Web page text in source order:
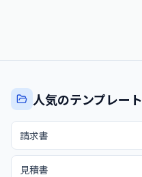
人気のテンプレート
請求書
見積書